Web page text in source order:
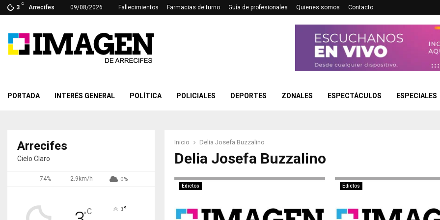
3
C
Arrecifes 09/08/2026 Fallecimientos Farmacias de turno Guía de profesionales Quienes somos Contacto
PORTADA INTERÉS GENERAL POLÍTICA POLICIALES DEPORTES ZONALES ESPECTÁCULOS ESPECIALES
Inicio Delia Josefa Buzzalino
Delia Josefa Buzzalino
Edictos Edictos
Arrecifes
Cielo Claro
74% 2.9km/h 0%
°C 3°